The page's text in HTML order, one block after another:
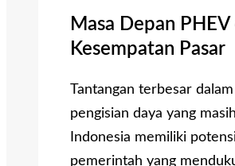
Masa Depan
Kesempatan Pasar
Tantangan terbesar
pengisian daya yang
Indonesia memiliki
pemerintah yang